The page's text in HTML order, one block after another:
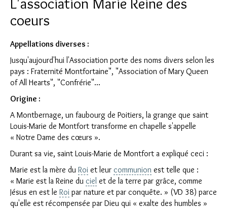
coeurs
Appellations diverses :
Jusqu'aujourd'hui l'Association porte des noms divers selon les
pays : Fraternité Montfortaine", "Association of Mary Queen
of All Hearts", "Confrérie"...
Origine :
A Montbernage, un faubourg de Poitiers, la grange que saint
Louis-Marie de Montfort transforme en chapelle s'appelle
« Notre Dame des cœurs ».
Durant sa vie, saint Louis-Marie de Montfort a expliqué ceci :
Marie est la mère du Roi et leur communion est telle que :
« Marie est la Reine du ciel et de la terre par grâce, comme
Jésus en est le Roi par nature et par conquête. » (VD 38) parce
qu'elle est récompensée par Dieu qui « exalte des humbles »